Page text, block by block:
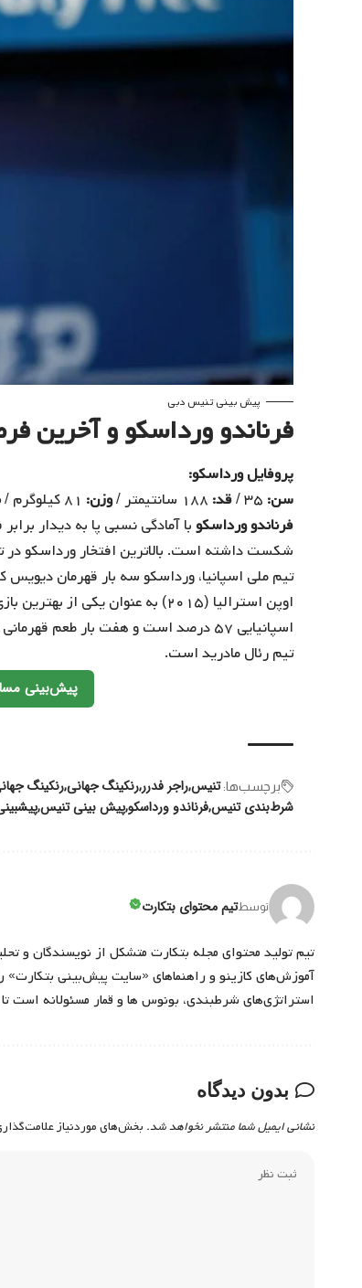
پیش بینی تنیس دبی
فرناندو ورداسکو و آخرین
پروفایل ورداسکو:
سن:
قد: وزن:
فرناندو ورداسکو
شکست داشته است. بالاترین افتخار ورداسکو
تیم ملی اسپانیا، ورداسکو سه بار قهرمان
اوپن استرالیا (۲۰۱۵) به عنوان
اسپانیایی ۵۷ درصد است و هفت بار
تیم رئال مادرید است.
پیش‌بینی
برچسب‌‌ها: تنیسراجر فدرررنکینگ جهانیرنکینگ
شرط‌بندی تنیسفرناندو ورداسکوپیش بینی تنیس
توسطتیم محتوای بتکارت
تیم تولید محتوای مجله بتکارت متشکل از نویسندگان و
آموزش‌های کازینو و راهنماهای «سایت پیش‌بینی بتکارت»
استراتژی‌های شرطبندی، بونوس ها و قمار مسئولانه است
بدون دیدگاه
نشانی ایمیل شما منتشر نخواهد شد. بخش‌های موردنیاز